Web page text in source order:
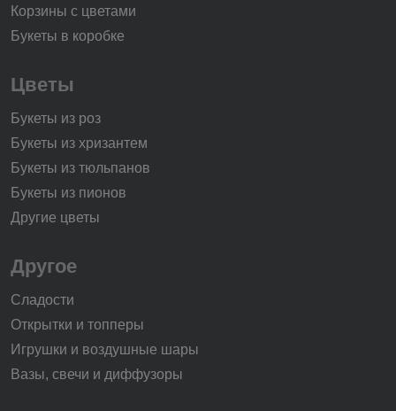
Корзины с цветами
Букеты в коробке
Цветы
Букеты из роз
Букеты из хризантем
Букеты из тюльпанов
Букеты из пионов
Другие цветы
Другое
Сладости
Открытки и топперы
Игрушки и воздушные шары
Вазы, свечи и диффузоры